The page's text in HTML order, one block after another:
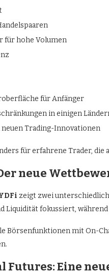
für hohe Volumen
für Anfänger
in einigen
Trading-Innovationen
für erfahrene Trader, die
neue
zeigt zwei
Liquidität fokussiert,
Börsenfunktionen mit On-
Futures: Eine